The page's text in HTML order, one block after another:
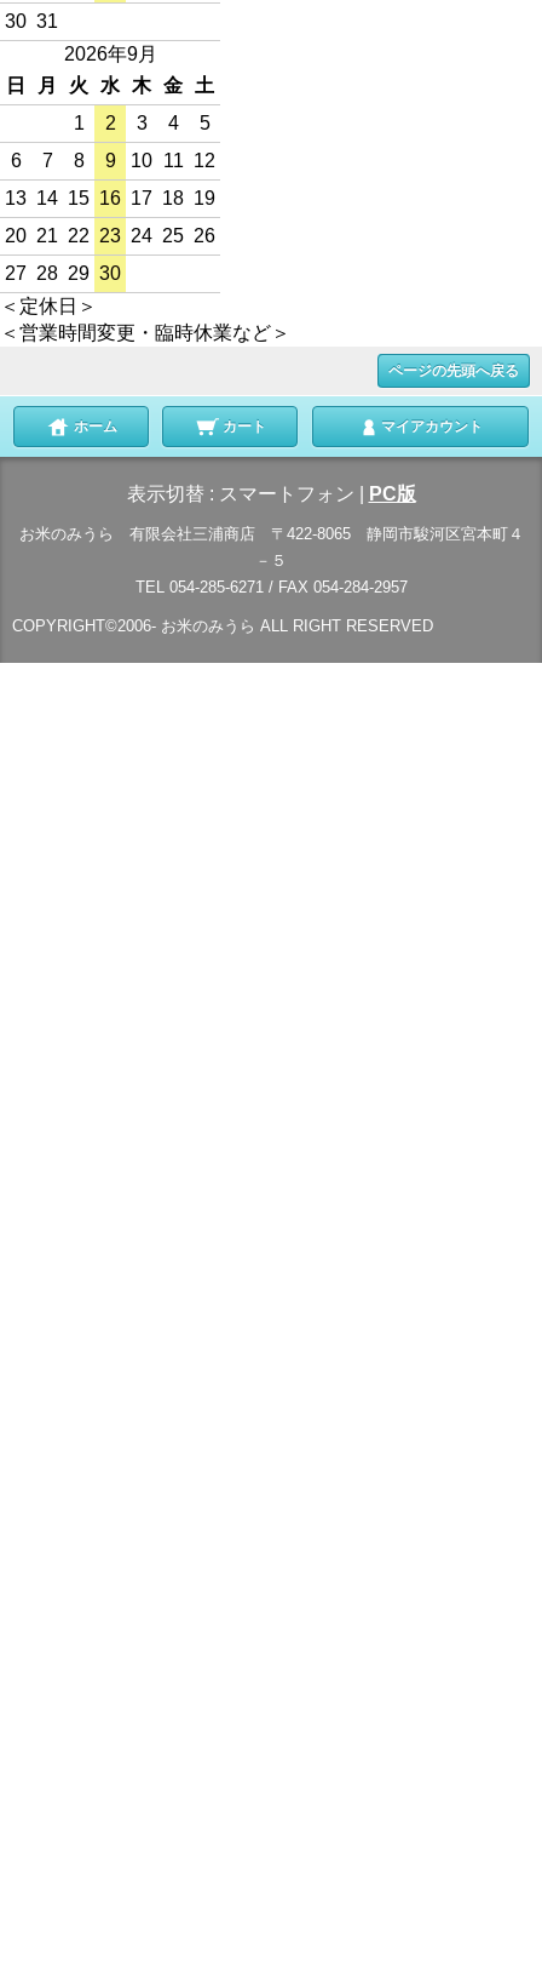
30 31
2026年9月
日
月 火 水 木 金
土
1
2 3 4
5
6
7 8 9 10 11 12
13 14 15 16 17 18 19
20 21 22 23 24 25 26
27 28 29 30
＜定休日＞
＜営業時間変更・臨時休業など＞
ページの先頭へ戻る
ホーム カート マイアカウント
表示切替 : スマートフォン PC版
お米のみうら 有限会社三浦商店 〒422-8065 静岡市駿河区宮本町４
－５
TEL 054-285-6271 / FAX 054-284-2957
COPYRIGHT©2006- お米のみうら ALL RIGHT RESERVED